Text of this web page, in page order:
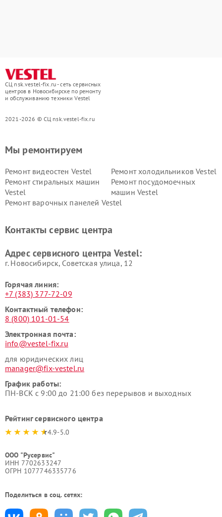
СЦ nsk.vestel-fix.ru - сеть сервисных
центров в Новосибирске по ремонту
и обслуживанию техники Vestel
2021-2026 © СЦ nsk.vestel-fix.ru
Мы ремонтируем
Ремонт видеостен Vestel
Ремонт холодильников Vestel
Ремонт стиральных машин
Vestel
Ремонт посудомоечных
машин Vestel
Ремонт варочных панелей Vestel
Контакты сервис центра
Адрес сервисного центра Vestel:
г. Новосибирск, Советская улица, 12
Горячая линия:
+7 (383) 377-72-09
Контактный телефон:
8 (800) 101-01-54
Электронная почта:
info@vestel-fix.ru
для юридических лиц
manager@fix-vestel.ru
График работы:
ПН-ВСК с 9:00 до 21:00 без перерывов и выходных
Рейтинг сервисного центра
4.9-5.0
ООО "Русервис"
ИНН 7702633247
ОГРН 1077746335776
Поделиться в соц. сетях: